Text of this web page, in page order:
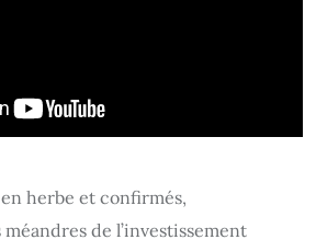
herbe et confirmés,
méandres de l’investissement